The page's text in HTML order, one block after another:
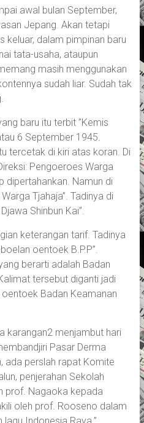
awal bulan September,
Jepang. Akan tetapi
keluar, dalam pimpinan baru
tata-usaha, ataupun
masih menggunakan
sudah liar. Sudah tak
baru itu terbit ”Kemis
6 September 1945.
tercetak di kiri atas koran. Di
Pengoeroes Warga
dipertahankan. Namun di
Tjahaja”. Tadinya di
Shinbun Kai”.
keterangan tarif. Tadinya
oentoek B.P.P”.
berarti adalah Badan
tersebut diganti jadi
Badan Keamanan
karangan2 menjambut hari
Pasar Derma
ada perslah rapat Komite
penjerahan Sekolah
prof. Nagaoka kepada
oleh prof. Rooseno dalam
Indonesia Raya.”